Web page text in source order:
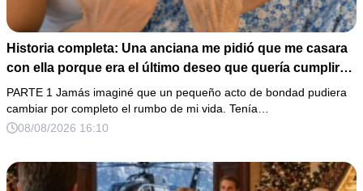
Historia completa: Una anciana me pidió que me casara
con ella porque era el último deseo que quería cumplir
antes de morir. Después de su fallecimiento, su abogado
puso en mis manos una vieja bolsa de hospital que
había conservado durante años y me dijo: «Ella te eligió
PARTE 1 Jamás imaginé que un pequeño acto de bondad pudiera
cambiar por completo el rumbo de mi vida. Tenía…
08/08/2026 16:10